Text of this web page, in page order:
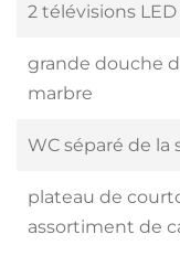
2 télévisions
grande douche
marbre
WC séparé de la
plateau de
assortiment de